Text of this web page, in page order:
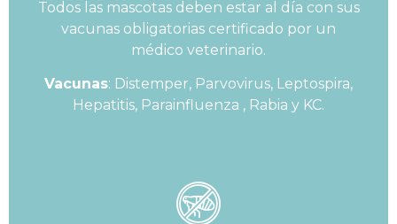
Todos las mascotas deben estar al día con sus
vacunas obligatorias certificado por un
médico veterinario.
Vacunas: Distemper, Parvovirus, Leptospira,
Hepatitis, Parainfluenza , Rabia y KC.